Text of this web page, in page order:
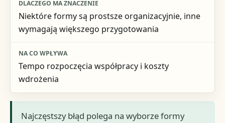
Niektóre formy są prostsze organizacyjnie, inne
wymagają większego przygotowania
Tempo rozpoczęcia współpracy i koszty
wdrożenia
Najczęstszy błąd polega na wyborze formy